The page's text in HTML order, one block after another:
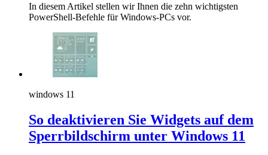
In diesem Artikel stellen wir Ihnen die zehn wichtigsten
PowerShell-Befehle für Windows-PCs vor.
windows 11
So deaktivieren Sie Widgets auf dem
Sperrbildschirm unter Windows 11